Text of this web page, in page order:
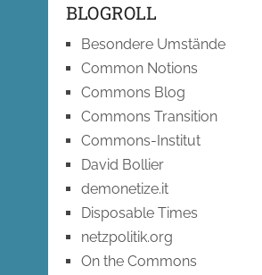
BLOGROLL
Besondere Umstände
Common Notions
Commons Blog
Commons Transition
Commons-Institut
David Bollier
demonetize.it
Disposable Times
netzpolitik.org
On the Commons